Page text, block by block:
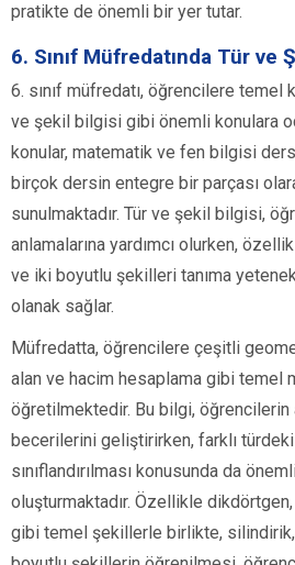
pratikte de önemli bir yer tutar.
6. Sınıf Müfredatında Tür ve
6. sınıf müfredatı, öğrencilere temel
ve şekil bilgisi gibi önemli konulara
konular, matematik ve fen bilgisi
birçok dersin entegre bir parçası
sunulmaktadır. Tür ve şekil bilgisi,
anlamalarına yardımcı olurken,
ve iki boyutlu şekilleri tanıma
olanak sağlar.
Müfredatta, öğrencilere çeşitli
alan ve hacim hesaplama gibi temel
öğretilmektedir. Bu bilgi, öğrencilerin
becerilerini geliştirirken, farklı
sınıflandırılması konusunda da
oluşturmaktadır. Özellikle
gibi temel şekillerle birlikte,